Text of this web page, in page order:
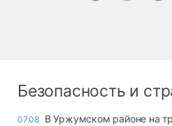
Безопасность и
07.08 В Уржумском районе на